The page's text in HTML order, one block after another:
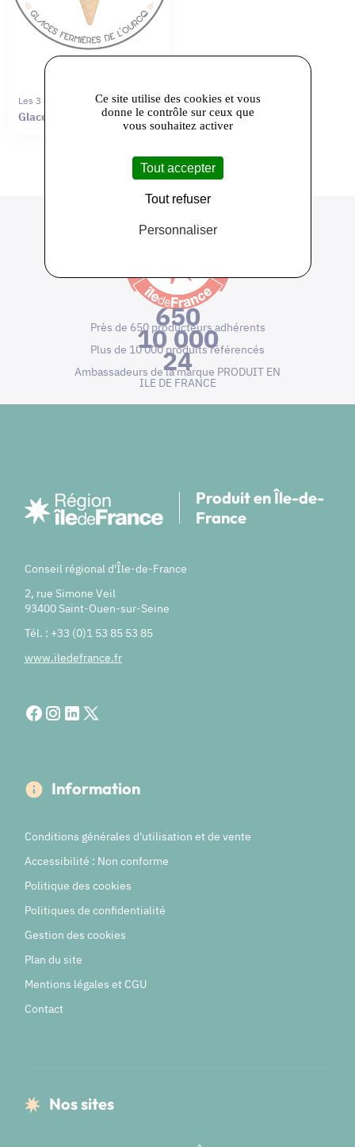
Les 3 Givrées
Glaces
650
Près de 650 producteurs adhérents
10 000
Plus de 10 000 produits référencés
24
Ambassadeurs de la marque PRODUIT EN
ILE DE FRANCE
Produit en Île-de-
France
Conseil régional d'Île-de-France
2, rue Simone Veil
93400 Saint-Ouen-sur-Seine
Tél. : +33 (0)1 53 85 53 85
www.iledefrance.fr
Information
Conditions générales d'utilisation et de vente
Accessibilité : Non conforme
Politique des cookies
Politiques de confidentialité
Gestion des cookies
Plan du site
Mentions légales et CGU
Contact
Nos sites
Ce site utilise des cookies et vous
donne le contrôle sur ceux que
vous souhaitez activer
Tout accepter
Tout refuser
Personnaliser